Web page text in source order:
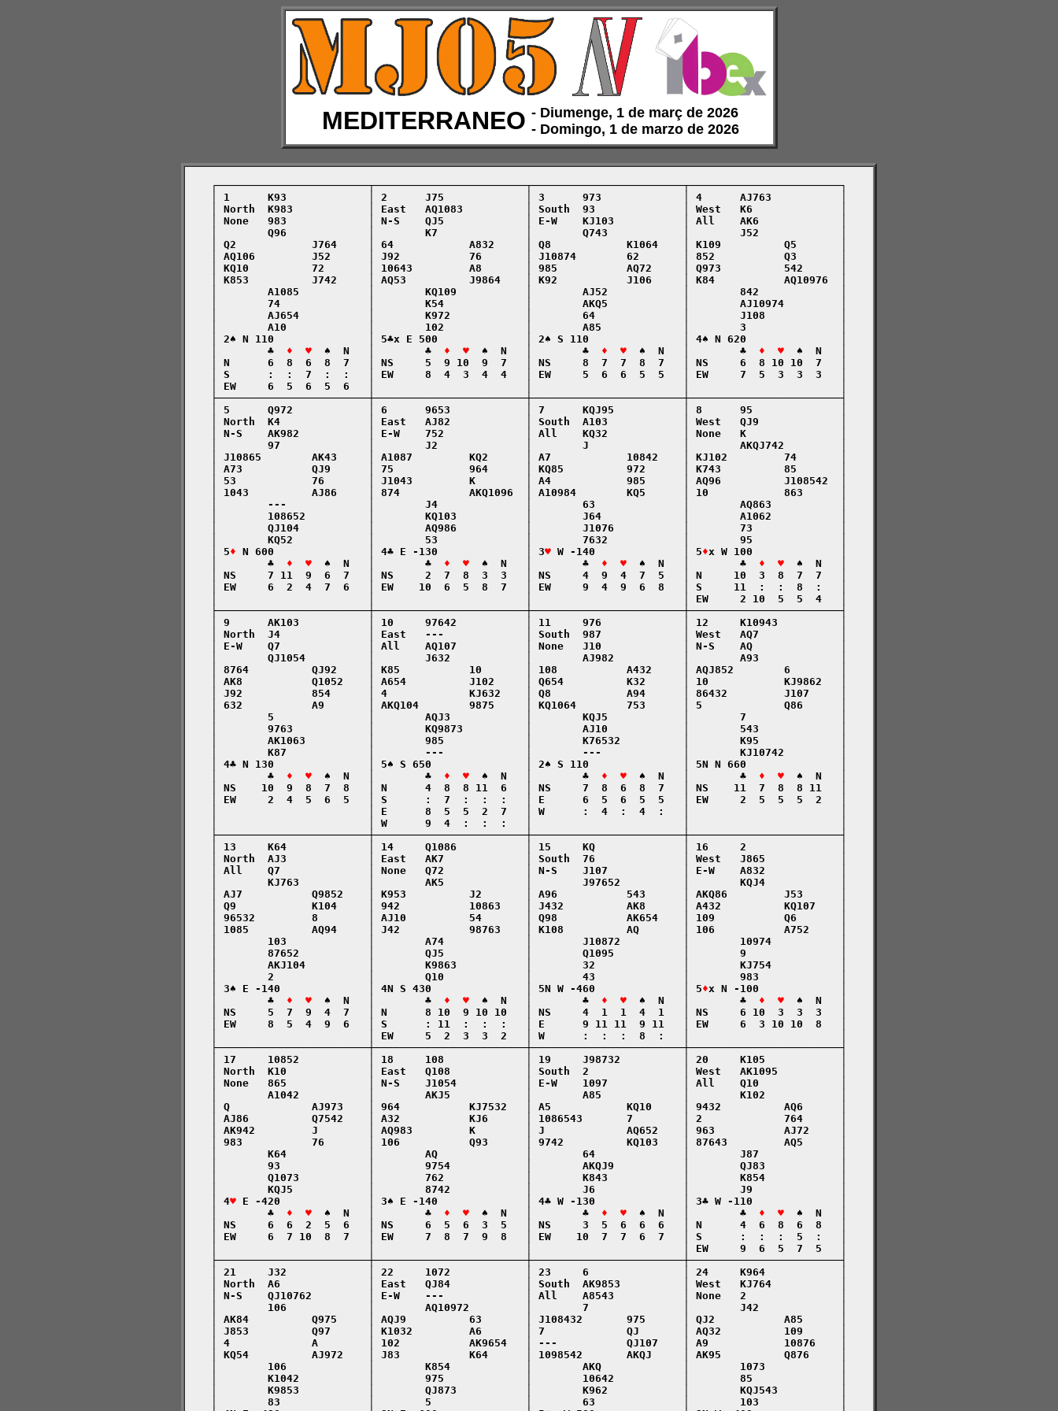
MEDITERRANEO ‑ Diumenge, 1 de març de 2026
‑ Domingo, 1 de marzo de 2026
    ┌────────────────────────┬────────────────────────┬────────────────────────┬────────────────────────┐
    │ 1      K93             │ 2      J75             │ 3      973             │ 4      AJ763           │
    │ North  K983            │ East   AQ1083          │ South  93              │ West   K6              │
    │ None   983             │ N-S    QJ5             │ E-W    KJ103           │ All    AK6             │
    │        Q96             │        K7              │        Q743            │        J52             │
    │ Q2            J764     │ 64            A832     │ Q8            K1064    │ K109          Q5       │
    │ AQ106         J52      │ J92           76       │ J10874        62       │ 852           Q3       │
    │ KQ10          72       │ 10643         A8       │ 985           AQ72     │ Q973          542      │
    │ K853          J742     │ AQ53          J9864    │ K92           J106     │ K84           AQ10976  │
    │        A1085           │        KQ109           │        AJ52            │        842             │
    │        74              │        K54             │        AKQ5            │        AJ10974         │
    │        AJ654           │        K972            │        64              │        J108            │
    │        A10             │        102             │        A85             │        3               │
    │ 2♠ N 110               │ 5♣x E 500              │ 2♠ S 110               │ 4♠ N 620               │
    │        ♣
♦  ♥
  ♠  N   │        ♣
♦  ♥
  ♠  N   │        ♣
♦  ♥
  ♠  N   │        ♣
♦  ♥
  ♠  N   │
    │ N      6  8  6  8  7   │ NS     5  9 10  9  7   │ NS     8  7  7  8  7   │ NS     6  8 10 10  7   │
    │ S      :  :  7  :  :   │ EW     8  4  3  4  4   │ EW     5  6  6  5  5   │ EW     7  5  3  3  3   │
    │ EW     6  5  6  5  6   │                        │                        │                        │
    ├────────────────────────┼────────────────────────┼────────────────────────┼────────────────────────┤
    │ 5      Q972            │ 6      9653            │ 7      KQJ95           │ 8      95              │
    │ North  K4              │ East   AJ82            │ South  A103            │ West   QJ9             │
    │ N-S    AK982           │ E-W    752             │ All    KQ32            │ None   K               │
    │        97              │        J2              │        J               │        AKQJ742         │
    │ J10865        AK43     │ A1087         KQ2      │ A7            10842    │ KJ102         74       │
    │ A73           QJ9      │ 75            964      │ KQ85          972      │ K743          85       │
    │ 53            76       │ J1043         K        │ A4            985      │ AQ96          J108542  │
    │ 1043          AJ86     │ 874           AKQ1096  │ A10984        KQ5      │ 10            863      │
    │        ---             │        J4              │        63              │        AQ863           │
    │        108652          │        KQ103           │        J64             │        A1062           │
    │        QJ104           │        AQ986           │        J1076           │        73              │
    │        KQ52            │        53              │        7632            │        95              │
    │ 5
♦ N 600               │ 4♣ E -130              │ 3♥ W -140              │ 5♦x W 100              │
    │        ♣
♦  ♥
  ♠  N   │        ♣
♦  ♥
  ♠  N   │        ♣
♦  ♥
  ♠  N   │        ♣
♦  ♥
  ♠  N   │
    │ NS     7 11  9  6  7   │ NS     2  7  8  3  3   │ NS     4  9  4  7  5   │ N     10  3  8  7  7   │
    │ EW     6  2  4  7  6   │ EW    10  6  5  8  7   │ EW     9  4  9  6  8   │ S     11  :  :  8  :   │
    │                        │                        │                        │ EW     2 10  5  5  4   │
    ├────────────────────────┼────────────────────────┼────────────────────────┼────────────────────────┤
    │ 9      AK103           │ 10     97642           │ 11     976             │ 12     K10943          │
    │ North  J4              │ East   ---             │ South  987             │ West   AQ7             │
    │ E-W    Q7              │ All    AQ107           │ None   J10             │ N-S    AQ              │
    │        QJ1054          │        J632            │        AJ982           │        A93             │
    │ 8764          QJ92     │ K85           10       │ 108           A432     │ AQJ852        6        │
    │ AK8           Q1052    │ A654          J102     │ Q654          K32      │ 10            KJ9862   │
    │ J92           854      │ 4             KJ632    │ Q8            A94      │ 86432         J107     │
    │ 632           A9       │ AKQ104        9875     │ KQ1064        753      │ 5             Q86      │
    │        5               │        AQJ3            │        KQJ5            │        7               │
    │        9763            │        KQ9873          │        AJ10            │        543             │
    │        AK1063          │        985             │        K76532          │        K95             │
    │        K87             │        ---             │        ---             │        KJ10742         │
    │ 4♣ N 130               │ 5♠ S 650               │ 2♠ S 110               │ 5N N 660               │
    │        ♣
♦  ♥
  ♠  N   │        ♣
♦  ♥
  ♠  N   │        ♣
♦  ♥
  ♠  N   │        ♣
♦  ♥
  ♠  N   │
    │ NS    10  9  8  7  8   │ N      4  8  8 11  6   │ NS     7  8  6  8  7   │ NS    11  7  8  8 11   │
    │ EW     2  4  5  6  5   │ S      :  7  :  :  :   │ E      6  5  6  5  5   │ EW     2  5  5  5  2   │
    │                        │ E      8  5  5  2  7   │ W      :  4  :  4  :   │                        │
    │                        │ W      9  4  :  :  :   │                        │                        │
    ├────────────────────────┼────────────────────────┼────────────────────────┼────────────────────────┤
    │ 13     K64             │ 14     Q1086           │ 15     KQ              │ 16     2               │
    │ North  AJ3             │ East   AK7             │ South  76              │ West   J865            │
    │ All    Q7              │ None   Q72             │ N-S    J107            │ E-W    A832            │
    │        KJ763           │        AK5             │        J97652          │        KQJ4            │
    │ AJ7           Q9852    │ K953          J2       │ A96           543      │ AKQ86         J53      │
    │ Q9            K104     │ 942           10863    │ J432          AK8      │ A432          KQ107    │
    │ 96532         8        │ AJ10          54       │ Q98           AK654    │ 109           Q6       │
    │ 1085          AQ94     │ J42           98763    │ K108          AQ       │ 106           A752     │
    │        103             │        A74             │        J10872          │        10974           │
    │        87652           │        QJ5             │        Q1095           │        9               │
    │        AKJ104          │        K9863           │        32              │        KJ754           │
    │        2               │        Q10             │        43              │        983             │
    │ 3♠ E -140              │ 4N S 430               │ 5N W -460              │ 5
♦x N -100             │
    │        ♣
♦  ♥
  ♠  N   │        ♣
♦  ♥
  ♠  N   │        ♣
♦  ♥
  ♠  N   │        ♣
♦  ♥
  ♠  N   │
    │ NS     5  7  9  4  7   │ N      8 10  9 10 10   │ NS     4  1  1  4  1   │ NS     6 10  3  3  3   │
    │ EW     8  5  4  9  6   │ S      : 11  :  :  :   │ E      9 11 11  9 11   │ EW     6  3 10 10  8   │
    │                        │ EW     5  2  3  3  2   │ W      :  :  :  8  :   │                        │
    ├────────────────────────┼────────────────────────┼────────────────────────┼────────────────────────┤
    │ 17     10852           │ 18     108             │ 19     J98732          │ 20     K105            │
    │ North  K10             │ East   Q108            │ South  2               │ West   AK1095          │
    │ None   865             │ N-S    J1054           │ E-W    1097            │ All    Q10             │
    │        A1042           │        AKJ5            │        A85             │        K102            │
    │ Q             AJ973    │ 964           KJ7532   │ A5            KQ10     │ 9432          AQ6      │
    │ AJ86          Q7542    │ A32           KJ6      │ 1086543       7        │ 2             764      │
    │ AK942         J        │ AQ983         K        │ J             AQ652    │ 963           AJ72     │
    │ 983           76       │ 106           Q93      │ 9742          KQ103    │ 87643         AQ5      │
    │        K64             │        AQ              │        64              │        J87             │
    │        93              │        9754            │        AKQJ9           │        QJ83            │
    │        Q1073           │        762             │        K843            │        K854            │
    │        KQJ5            │        8742            │        J6              │        J9              │
    │ 4
♥ E -420              │ 3♠ E -140              │ 4♣ W -130              │ 3♣ W -110              │
    │        ♣
♦  ♥
  ♠  N   │        ♣
♦  ♥
  ♠  N   │        ♣
♦  ♥
  ♠  N   │        ♣
♦  ♥
  ♠  N   │
    │ NS     6  6  2  5  6   │ NS     6  5  6  3  5   │ NS     3  5  6  6  6   │ N      4  6  8  6  8   │
    │ EW     6  7 10  8  7   │ EW     7  8  7  9  8   │ EW    10  7  7  6  7   │ S      :  :  :  5  :   │
    │                        │                        │                        │ EW     9  6  5  7  5   │
    ├────────────────────────┼────────────────────────┼────────────────────────┼────────────────────────┤
    │ 21     J32             │ 22     1072            │ 23     6               │ 24     K964            │
    │ North  A6              │ East   QJ84            │ South  AK9853          │ West   KJ764           │
    │ N-S    QJ10762         │ E-W    ---             │ All    A8543           │ None   2               │
    │        106             │        AQ10972         │        7               │        J42             │
    │ AK84          Q975     │ AQJ9          63       │ J108432       975      │ QJ2           A85      │
    │ J853          Q97      │ K1032         A6       │ 7             QJ       │ AQ32          109      │
    │ 4             A        │ 102           AK9654   │ ---           QJ107    │ A9            10876    │
    │ KQ54          AJ972    │ J83           K64      │ 1098542       AKQJ     │ AK95          Q876     │
    │        106             │        K854            │        AKQ             │        1073            │
    │        K1042           │        975             │        10642           │        85              │
    │        K9853           │        QJ873           │        K962            │        KQJ543          │
    │        83              │        5               │        63              │        103             │